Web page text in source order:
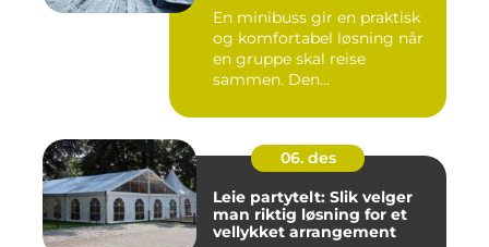
En minibuss gir en praktisk
og komfortabel løsning når
en gruppe skal reise
sammen. Den...
06. des
Leie partytelt: Slik velger
man riktig løsning for et
vellykket arrangement